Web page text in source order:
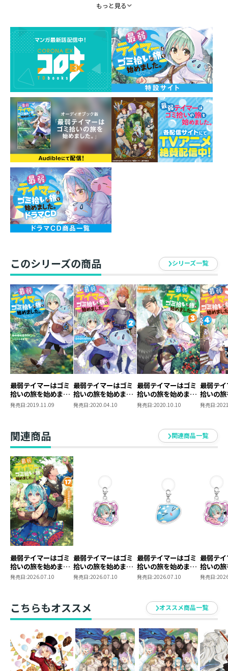
旅立ちを前に彼女たちは、村の問題解決へ取り組んでい
た。
不作から救うために「コメ」の美味しさを広めたり、
魔物たちの凶暴化の原因をお得意の洞察力で突き止めた
りと大奮闘する！
その裏ではシエルの力やソラたちが生み出したアイテム
も役立ち、
魔物の討伐作戦も無事に終わるのだが――。
ポーションや魔石の使用料に謝礼金と一気に大金が舞い
込んでアイビーは大慌て！
貯金に、必要な旅道具探しに、埃塗れのドルイドさんの
家のお片付けに
「――あれ、旅支度が全然終わらない……！？」
村助けからお財布の管理まで、すべて旅支度の一環で
す！
愛され癒し系ほのぼのサバイバルファンタジー第4弾！
もっと見る
このシリーズの商品 シリーズ一覧
最弱テイマーはゴミ
拾いの旅を始めまし
た。
発売日:2019.11.09
最弱テイマーはゴミ
拾いの旅を始めまし
た。2
発売日:2020.04.10
最弱テイマーはゴミ
拾いの旅を始めまし
た。3
発売日:2020.10.10
最弱テ
拾いの
た。4
発売日:
関連商品 関連商品一覧
最弱テイマーはゴミ
拾いの旅を始めまし
た。17
発売日:2026.07.10
最弱テイマーはゴミ
拾いの旅を始めまし
た。 ペットボトル
発売日:2026.07.10
最弱テイマーはゴミ
拾いの旅を始めまし
た。 ペットボトル
発売日:2026.07.10
最弱テ
拾いの
た。 ペ
発売日:
こちらもオススメ オススメ商品一覧